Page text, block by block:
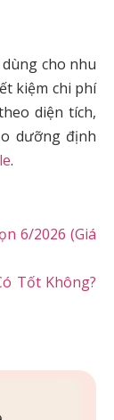
cho nhu
kiệm chi phí
diện tích,
dưỡng định
.
6/2026 (Giá
Tốt Không?